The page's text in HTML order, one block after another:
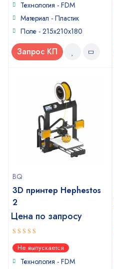
Технология - FDM
Материал - Пластик
Поле - 215x210x180
Запрос КП
BQ
3D принтер Hephestos
2
Цена по запросу
5out of 5
Не выпускается
Технология - FDM